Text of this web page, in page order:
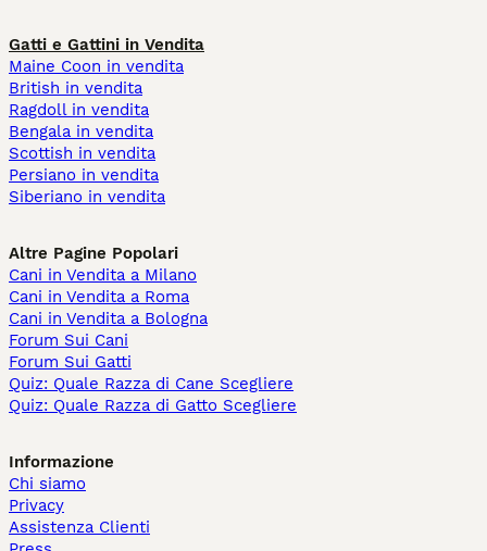
Gatti e Gattini in Vendita
Maine Coon in vendita
British in vendita
Ragdoll in vendita
Bengala in vendita
Scottish in vendita
Persiano in vendita
Siberiano in vendita
Altre Pagine Popolari
Cani in Vendita a Milano
Cani in Vendita a Roma
Cani in Vendita a Bologna
Forum Sui Cani
Forum Sui Gatti
Quiz: Quale Razza di Cane Scegliere
Quiz: Quale Razza di Gatto Scegliere
Informazione
Chi siamo
Privacy
Assistenza Clienti